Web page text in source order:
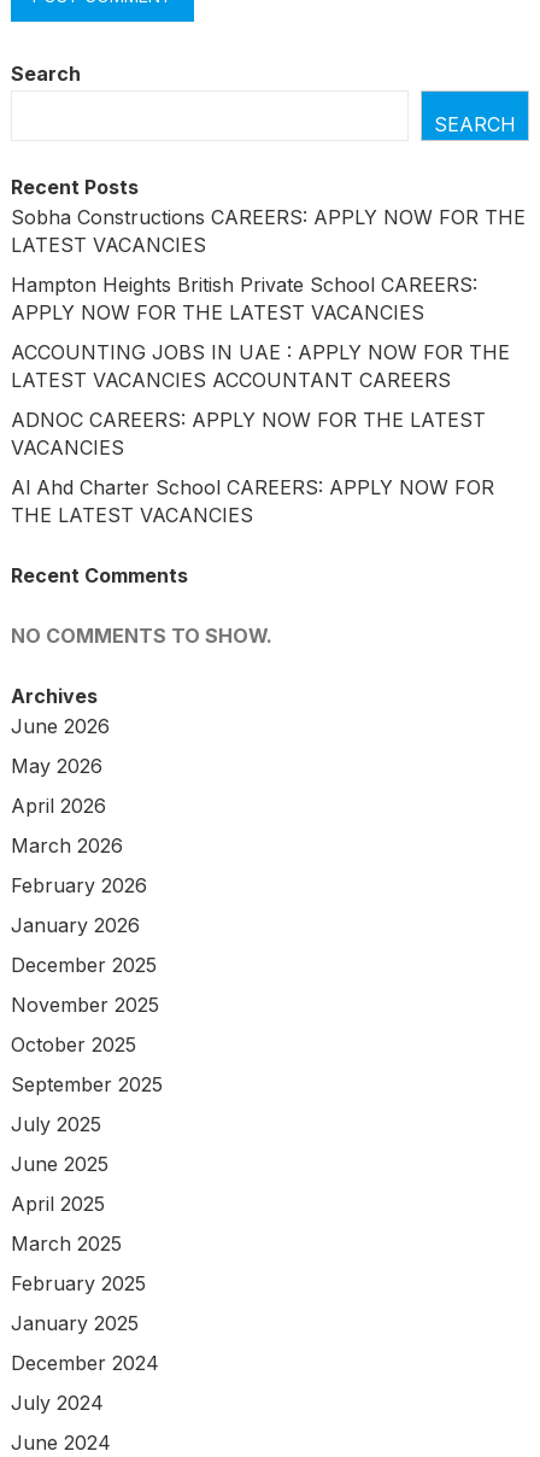
Search
SEARCH
Recent Posts
Sobha Constructions CAREERS: APPLY NOW FOR THE
LATEST VACANCIES
Hampton Heights British Private School CAREERS:
APPLY NOW FOR THE LATEST VACANCIES
ACCOUNTING JOBS IN UAE : APPLY NOW FOR THE
LATEST VACANCIES ACCOUNTANT CAREERS
ADNOC CAREERS: APPLY NOW FOR THE LATEST
VACANCIES
Al Ahd Charter School CAREERS: APPLY NOW FOR
THE LATEST VACANCIES
Recent Comments
NO COMMENTS TO SHOW.
Archives
June 2026
May 2026
April 2026
March 2026
February 2026
January 2026
December 2025
November 2025
October 2025
September 2025
July 2025
June 2025
April 2025
March 2025
February 2025
January 2025
December 2024
July 2024
June 2024